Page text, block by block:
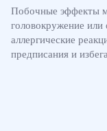
Побочные эффекты
головокружение
аллергические
предписания и